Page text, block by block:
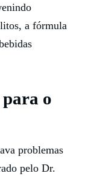
a fórmula
o
problemas
pelo Dr.